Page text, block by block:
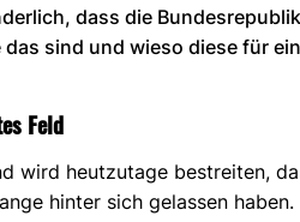
dass die
das sind und wieso diese für
Feld
wird heutzutage bestreiten,
hinter sich gelassen